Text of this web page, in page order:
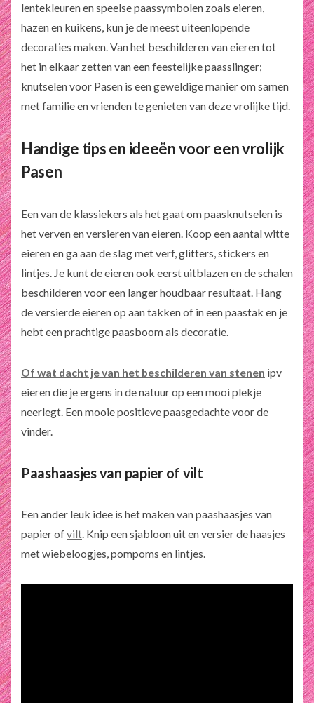
lentekleuren en speelse paassymbolen zoals eieren,
hazen en kuikens, kun je de meest uiteenlopende
decoraties maken. Van het beschilderen van eieren tot
het in elkaar zetten van een feestelijke paasslinger;
knutselen voor Pasen is een geweldige manier om samen
met familie en vrienden te genieten van deze vrolijke tijd.
Handige tips en ideeën voor een vrolijk
Pasen
Een van de klassiekers als het gaat om paasknutselen is
het verven en versieren van eieren. Koop een aantal witte
eieren en ga aan de slag met verf, glitters, stickers en
lintjes. Je kunt de eieren ook eerst uitblazen en de schalen
beschilderen voor een langer houdbaar resultaat. Hang
de versierde eieren op aan takken of in een paastak en je
hebt een prachtige paasboom als decoratie.
Of wat dacht je van het beschilderen van stenen ipv
eieren die je ergens in de natuur op een mooi plekje
neerlegt. Een mooie positieve paasgedachte voor de
vinder.
Paashaasjes van papier of vilt
Een ander leuk idee is het maken van paashaasjes van
papier ofvilt. Knip een sjabloon uit en versier de haasjes
met wiebeloogjes, pompoms en lintjes.